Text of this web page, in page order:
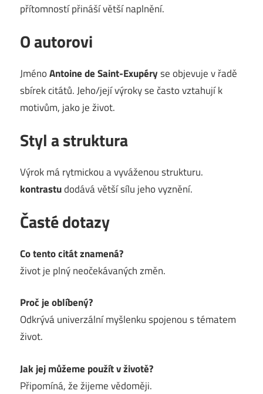
přítomností přináší větší naplnění.
O autorovi
JménoAntoine de Saint-Exupéryse objevuje v řadě
sbírek citátů. Jeho/její výroky se často vztahují k
motivům, jako je život.
Styl a struktura
Výrok má rytmickou a vyváženou strukturu.
kontrastudodává větší sílu jeho vyznění.
Časté dotazy
Co tento citát znamená?
život je plný neočekávaných změn.
Proč je oblíbený?
Odkrývá univerzální myšlenku spojenou s tématem
život.
Jak jej můžeme použít v životě?
Připomíná, že žijeme vědoměji.